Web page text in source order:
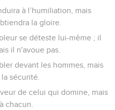
à l’humiliation, mais
la gloire.
se déteste lui-même ; il
il n'avoue pas.
devant les hommes, mais
sécurité.
de celui qui domine, mais
chacun.